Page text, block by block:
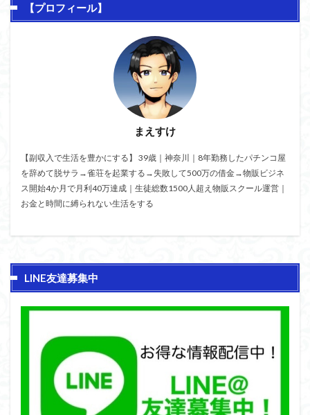
【プロフィール】
まえすけ
【副収入で生活を豊かにする】 39歳｜神奈川｜8年勤務したパチンコ屋
を辞めて脱サラ→雀荘を起業する→失敗して500万の借金→物販ビジネ
ス開始4か月で月利40万達成｜生徒総数1500人超え物販スクール運営｜
お金と時間に縛られない生活をする
LINE友達募集中